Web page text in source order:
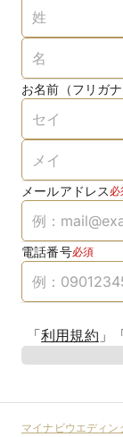
お名前（フリガナ
メールアドレス 必
電話番号必須
「利用規約 」
マイナビウエディン